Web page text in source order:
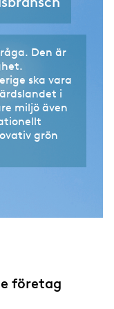
Den är
ska vara
i
miljö även
grön
företag